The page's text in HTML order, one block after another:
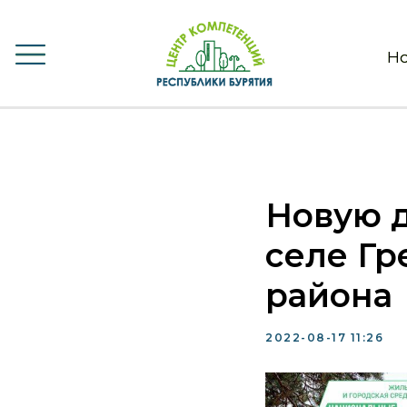
Новую
селе
района
2022-08-17 11:26